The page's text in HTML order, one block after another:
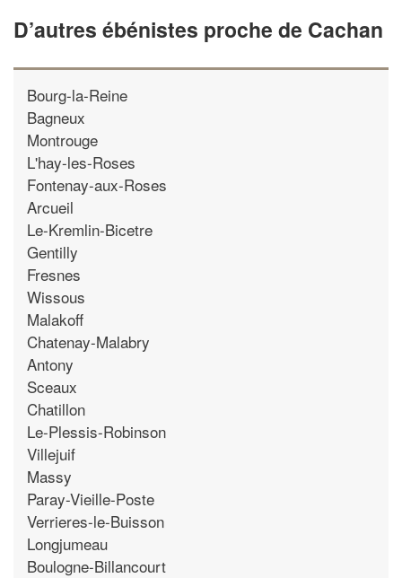
D’autres ébénistes proche de Cachan
Bourg-la-Reine
Bagneux
Montrouge
L'hay-les-Roses
Fontenay-aux-Roses
Arcueil
Le-Kremlin-Bicetre
Gentilly
Fresnes
Wissous
Malakoff
Chatenay-Malabry
Antony
Sceaux
Chatillon
Le-Plessis-Robinson
Villejuif
Massy
Paray-Vieille-Poste
Verrieres-le-Buisson
Longjumeau
Boulogne-Billancourt